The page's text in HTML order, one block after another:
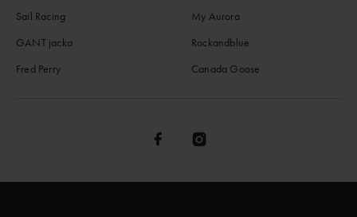
Sail Racing
GANT jacka
Fred Perry
My Aurora
Rockandblue
Canada Goose